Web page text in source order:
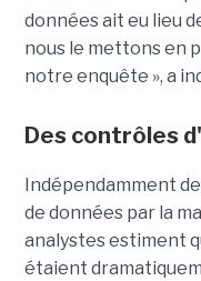
données ait eu lieu
nous le mettons en
notre enquête », a
Des contrôles
Indépendamment
de données par la
analystes estiment
étaient